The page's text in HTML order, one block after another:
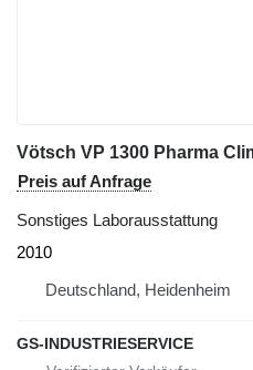
Vötsch VP 1300 Pharma
Preis auf Anfrage
Sonstiges Laborausstattung
2010
Deutschland, Heidenheim
GS-INDUSTRIESERVICE